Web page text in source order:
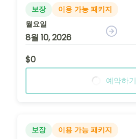
보장
이용 가능 패키지
월요일
8월 10, 2026
$0
예약하기
보장
이용 가능 패키지